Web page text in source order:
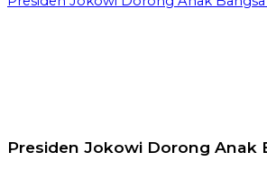
Presiden Jokowi Dorong Anak